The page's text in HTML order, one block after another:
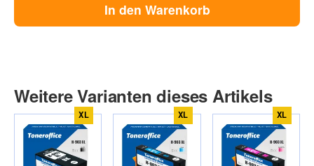
In den Warenkorb
Weitere Varianten dieses Artikels
XL XL XL